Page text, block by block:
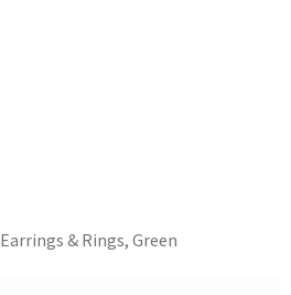
Earrings & Rings, Green